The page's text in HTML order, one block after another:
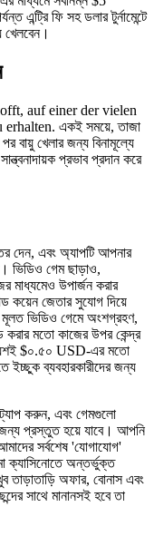
ফি সহ ডলার টুর্নামেন্টে
auf einer der vielen
একই সময়ে, তাজা
বায়ু খেলার জন্য বিনামূল্যে
প্রভাব প্রদান করে
দেন, এবং অ্যাপটি আপনার
ভিডিও গেম ছাড়াও,
মাধ্যমেও উপার্জন করার
কয়েন জেতার সুযোগ দিয়ে
ভিডিও গেমে অংশগ্রহণ,
করার মতো কাজের উপর কেন্দ্র
$০.৫০ USD-এর মতো
ইচ্ছুক ব্যবহারকারীদের জন্য
ট্যাপ করুন, এবং গেমগুলো
জন্য প্রস্তুত হয়ে যাবে। আপনি
সর্বশেষ 'যোগাযোগ'
ক্যাসিনোতে অন্তর্ভুক্ত
অফার, বোনাস এবং
সাথে মানানসই হবে তা